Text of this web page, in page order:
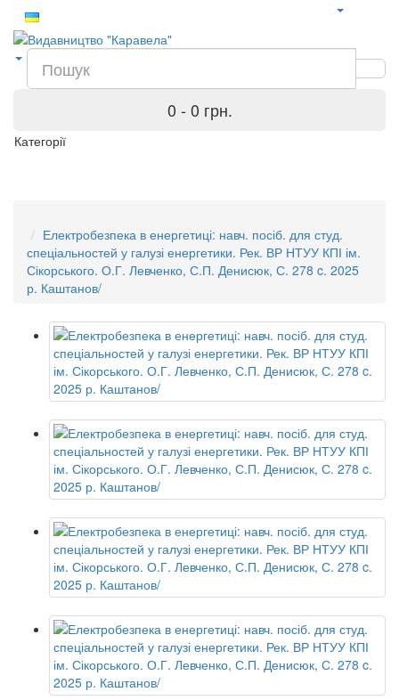
0 - 0 грн.
Категорії
Електробезпека в енергетиці: навч. посіб. для студ.
спеціальностей у галузі енергетики. Рек. ВР НТУУ КПІ ім.
Сікорського. О.Г. Левченко, С.П. Денисюк, С. 278 c. 2025
р. Каштанов/